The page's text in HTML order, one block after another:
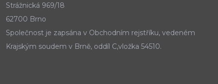
Strážnická 969/18
62700 Brno
Společnost je zapsána v Obchodním rejstříku, vedeném
Krajským soudem v Brně, oddíl C,vložka 54510.